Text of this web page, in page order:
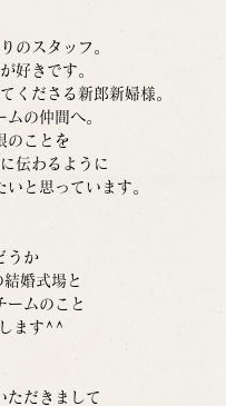
のスタッフ。
好きです。
くださる新郎新婦様。
の仲間へ。
のことを
伝わるように
いと思っています。
うか
婚式場と
ームのこと
ます^^
ただきまして